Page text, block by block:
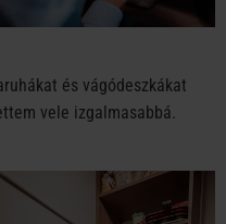
és vágódeszkákat
vele izgalmasabbá.